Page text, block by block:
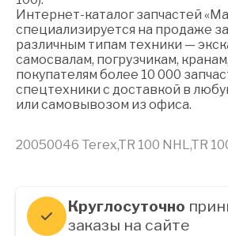
Интернет-каталог запчастей
специализируется на продаже
различным типам техники —
самосвалам, погрузчикам,
покупателям более 10 000
спецтехники с доставкой в
или самовывозом из офиса.
20050046 Terex,TR 100 NHL,TR
Круглосуточно
заказы на сайте